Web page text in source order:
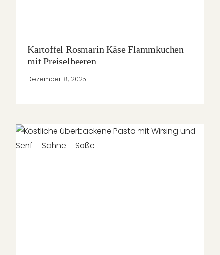
Kartoffel Rosmarin Käse Flammkuchen
mit Preiselbeeren
Dezember 8, 2025